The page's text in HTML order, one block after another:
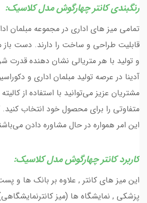
رنگبندی کانتر چهارگوش مدل کلاسیک:
تمامی میز های اداری در مجموعه مبلمان
قابلیت طراحی و ساخت را دارند. دست باز
و تولید با هر متریالی نشان دهنده قدرت
آدینا در عرصه تولید مبلمان اداری و
مشتریان عزیز می‌توانید با استفاده از
متفاوتی را برای محصول خود انتخاب کنید.
این امر همواره در حال مشاوره دادن
کاربرد کانتر چهارگوش مدل کلاسیک:
این میز های کانتر , علاوه بر بانک ها و
پزشکی , نمایشگاه ها (میز